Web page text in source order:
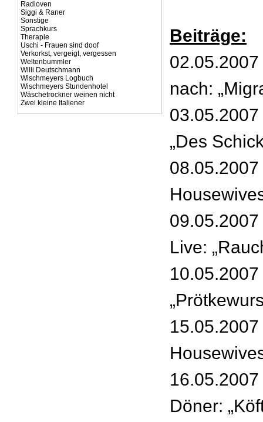
Radioven
Siggi & Raner
Sonstige
Sprachkurs
Therapie
Uschi - Frauen sind doof
Verkorkst, vergeigt, vergessen
Weltenbummler
Willi Deutschmann
Wischmeyers Logbuch
Wischmeyers Stundenhotel
Wäschetrockner weinen nicht
Zwei kleine Italiener
Beiträge:
nach:
„Des
Live:
Döner: